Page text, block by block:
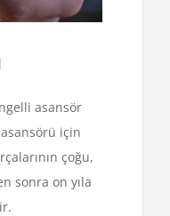
asansör
için
çoğu,
sonra on yıla